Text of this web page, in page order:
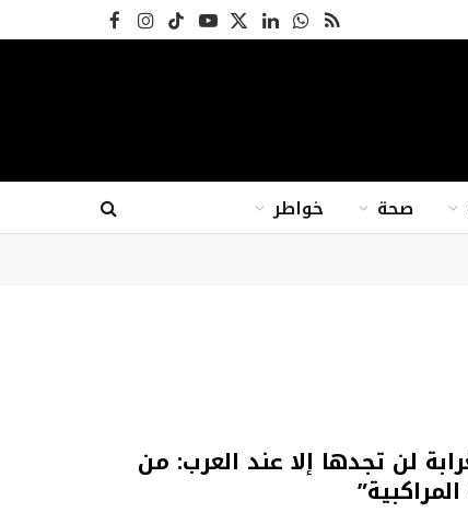
RSSواتسابلينكدإن
X يوتيوبتيكتوكالانستغرامفيسبوك
صحة خواطر
لن تجدها إلا عند العرب: من